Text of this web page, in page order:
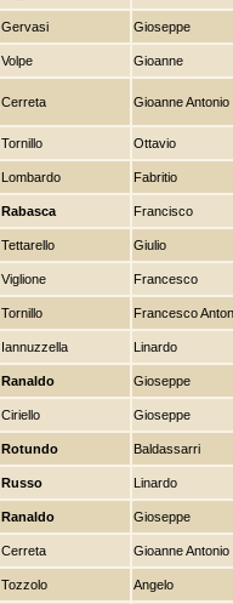
Gervasi
Gioseppe
Volpe Gioanne
Cerreta Gioanne Antonio
Tornillo
Ottavio
Lombardo
Fabritio
Rabasca
Francisco
Tettarello
Giulio
Viglione
Francesco
Tornillo
Francesco
Iannuzzella
Linardo
Ranaldo
Gioseppe
Ciriello
Gioseppe
Rotundo
Baldassarri
Russo
Linardo
Ranaldo
Gioseppe
Cerreta
Gioanne Antonio
Tozzolo
Angelo